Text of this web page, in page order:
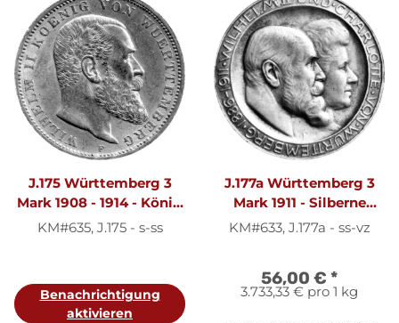
J.175 Württemberg 3
Mark 1908 - 1914 - König
Wilhelm II. - Silber s-ss
KM#635, J.175 - s-ss
Benachrichtigung
aktivieren
J.177a Württemberg 3
Mark 1911 - Silberne
Hochzeit des
KM#633, J.177a - ss-vz
56,00 € *
3.733,33 € pro 1 kg